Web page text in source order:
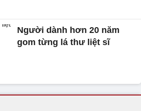
Người dành hơn 20 năm
gom từng lá thư liệt sĩ